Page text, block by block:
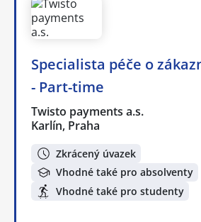
Specialista péče o
- Part-time
Twisto payments a.s.
Karlín, Praha
Zkrácený úvazek
Vhodné také pro absolventy
Vhodné také pro studenty